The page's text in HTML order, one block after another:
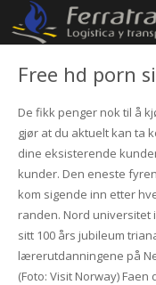
Free hd porn
De fikk penger nok til å
gjør at du aktuelt kan ta
dine eksisterende
kunder. Den eneste
kom sigende inn etter
randen. Nord
sitt 100 års jubileum
lærerutdanningene på
(Foto: Visit Norway)